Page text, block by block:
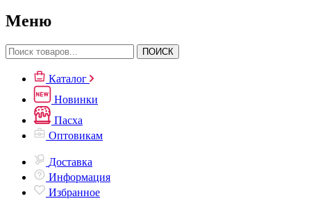
Меню
ПОИСК
Каталог
Новинки
Пасха
Оптовикам
Доставка
Информация
Избранное